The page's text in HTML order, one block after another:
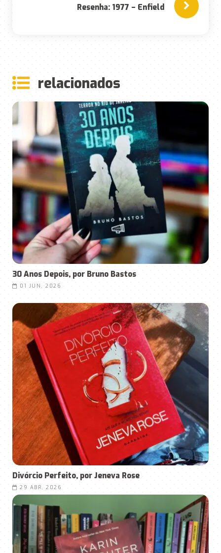
Resenha: 1977 – Enfield
relacionados
30 Anos Depois, por Bruno Bastos
01 JUN, 2026
Divórcio Perfeito, por Jeneva Rose
29 ABR, 2026